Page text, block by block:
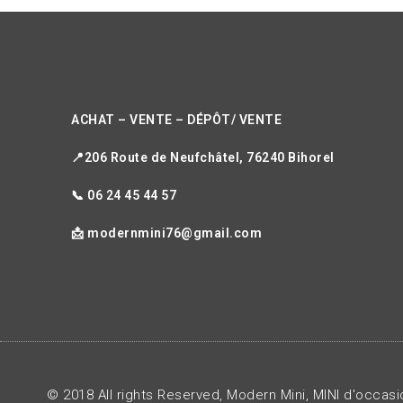
ACHAT – VENTE – DÉPÔT/ VENTE
📍206 Route de Neufchâtel, 76240 Bihorel
📞 06 24 45 44 57
📩 modernmini76@gmail.com
© 2018 All rights Reserved, Modern Mini, MINI